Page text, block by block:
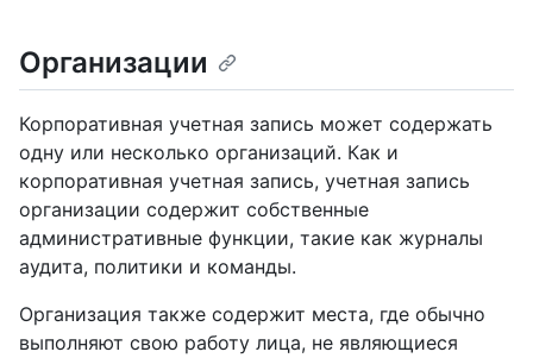
Организации
Корпоративная учетная запись может содержать
одну или несколько организаций. Как и
корпоративная учетная запись, учетная запись
организации содержит собственные
административные функции, такие как журналы
аудита, политики и команды.
Организация также содержит места, где обычно
выполняют свою работу лица, не являющиеся